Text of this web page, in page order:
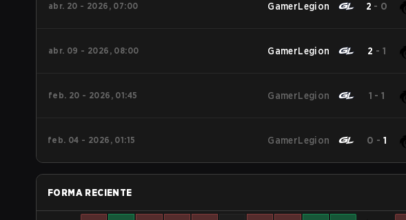
abr. 20 - 2026, 07:00 GamerLegion 2 - 0
abr. 09 - 2026, 08:00 GamerLegion 2 - 1
feb. 20 - 2026, 01:45 GamerLegion 1 -1
feb. 04 - 2026, 01:15 GamerLegion 0 - 1
FORMA RECIENTE